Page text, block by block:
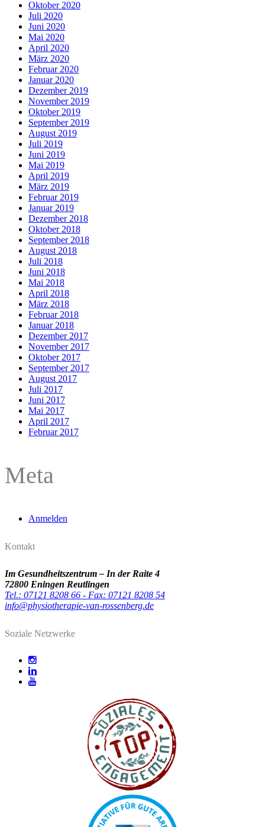
Oktober 2020
Juli 2020
Juni 2020
Mai 2020
April 2020
März 2020
Februar 2020
Januar 2020
Dezember 2019
November 2019
Oktober 2019
September 2019
August 2019
Juli 2019
Juni 2019
Mai 2019
April 2019
März 2019
Februar 2019
Januar 2019
Dezember 2018
Oktober 2018
September 2018
August 2018
Juli 2018
Juni 2018
Mai 2018
April 2018
März 2018
Februar 2018
Januar 2018
Dezember 2017
November 2017
Oktober 2017
September 2017
August 2017
Juli 2017
Juni 2017
Mai 2017
April 2017
Februar 2017
Meta
Anmelden
Kontakt
Im Gesundheitszentrum – In der Raite 4
72800 Eningen Reutlingen
Tel.: 07121 8208 66 - Fax: 07121 8208 54
info@physiotherapie-van-rossenberg.de
Soziale Netzwerke